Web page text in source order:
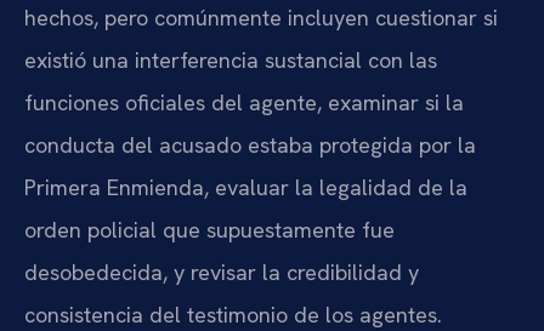
hechos, pero comúnmente incluyen cuestionar si
existió una interferencia sustancial con las
funciones oficiales del agente, examinar si la
conducta del acusado estaba protegida por la
Primera Enmienda, evaluar la legalidad de la
orden policial que supuestamente fue
desobedecida, y revisar la credibilidad y
consistencia del testimonio de los agentes.